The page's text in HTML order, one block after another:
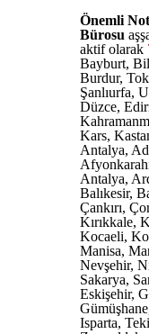
Önemli
Bürosu
aktif olarak
Bayburt,
Burdur,
Şanlıurfa,
Düzce,
Kars,
Antalya,
Antalya,
Balıkesir,
Çankırı,
Kırıkkale,
Kocaeli,
Manisa,
Nevşehir,
Sakarya,
Eskişehir,
Isparta,